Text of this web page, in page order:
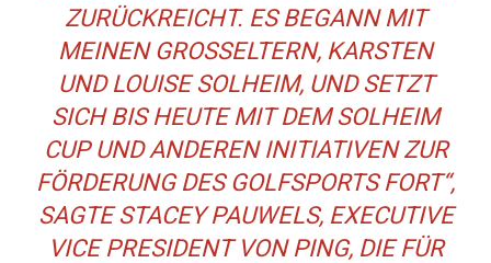
ZURÜCKREICHT. ES BEGANN MIT
MEINEN GROSSELTERN, KARSTEN U
ND LOUISE SOLHEIM, UND SETZT S
ICH BIS HEUTE MIT DEM SOLHEIM C
UP UND ANDEREN INITIATIVEN ZUR F
ÖRDERUNG DES GOLFSPORTS FORT“, S
AGTE STACEY PAUWELS, EXECUTIVE V
ICE PRESIDENT VON PING, DIE FÜR D